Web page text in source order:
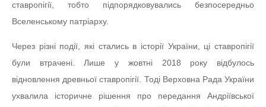
ставропігії, тобто підпорядковувались безпосередньо
Вселенському патріарху.
Через різні події, які стались в історії України, ці ставропігії
були втрачені. Лише у жовтні 2018 року відбулось
відновлення древньої ставропігії. Тоді Верховна Рада України
ухвалила історичне рішення про передання Андріївської